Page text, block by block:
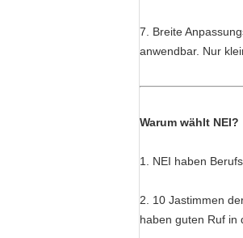
7. Breite
anwendbar. Nur
Warum wählt NEI?
1. NEI haben
2. 10 Jastimmen
haben guten Ruf in